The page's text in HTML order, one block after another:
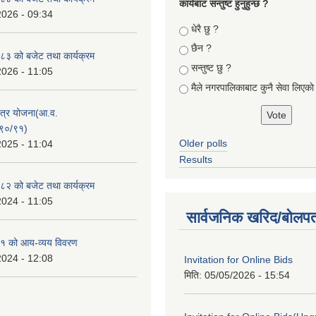
- 09:34
को बजेट तथा कार्यक्रम
- 11:05
योजना(आ.व.
९१)
- 11:04
को बजेट तथा कार्यक्रम
- 11:05
को आय-व्यय विवरण
- 12:08
कार्यबाट सन्तुष्ट हुनुहुन्छ ?
Choices
धेरै छु ?
छैन ?
सन्तुष्ट छु ?
मैले नगरपालिकाबाट कुनै सेवा
Older polls
Results
सार्वजनिक खरिद/
Invitation for Online Bids
मिति: 05/05/2026 - 15:54